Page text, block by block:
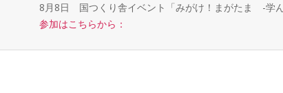
8月8日 国つくり舎イベント「みがけ！まがたま -学ん
参加はこちらから：